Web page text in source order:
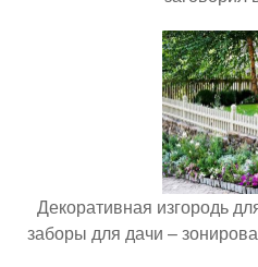
Декоративная изгородь
заборы для дачи –